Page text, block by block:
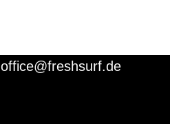
office@freshsurf.de